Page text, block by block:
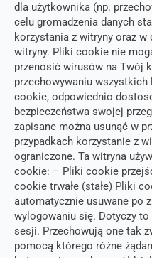
dla użytkownika (np.
celu gromadzenia danych
korzystania z witryny oraz
witryny. Pliki cookie nie
przenosić wirusów na Twój
przechowywaniu
cookie, odpowiednio
bezpieczeństwa swojej
zapisane można usunąć w
przypadkach korzystanie z
ograniczone. Ta witryna
cookie: – Pliki cookie
cookie trwałe (stałe) Pliki
automatycznie usuwane po
wylogowaniu się. Dotyczy
sesji. Przechowują one tak
pomocą którego różne